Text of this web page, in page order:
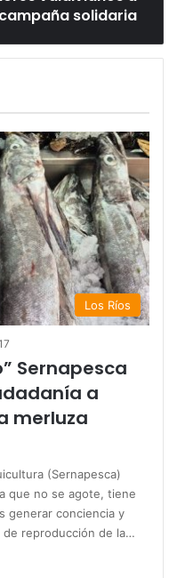
solidaria
Los Ríos
Sernapesca
a
merluza
(Sernapesca)
que no se agote, tiene
generar conciencia y
de reproducción de la…